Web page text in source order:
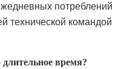
потреблений
технической командой
время?